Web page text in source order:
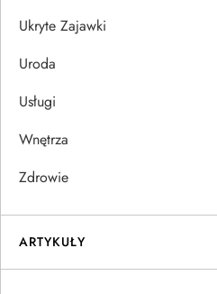
Ukryte Zajawki
Uroda
Usługi
Wnętrza
Zdrowie
ARTYKUŁY